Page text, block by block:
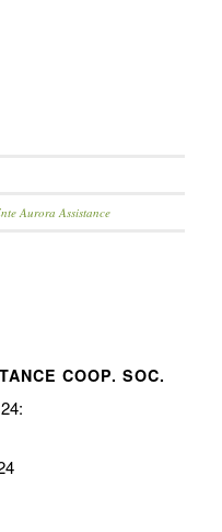
Aurora Assistance
COOP. SOC.